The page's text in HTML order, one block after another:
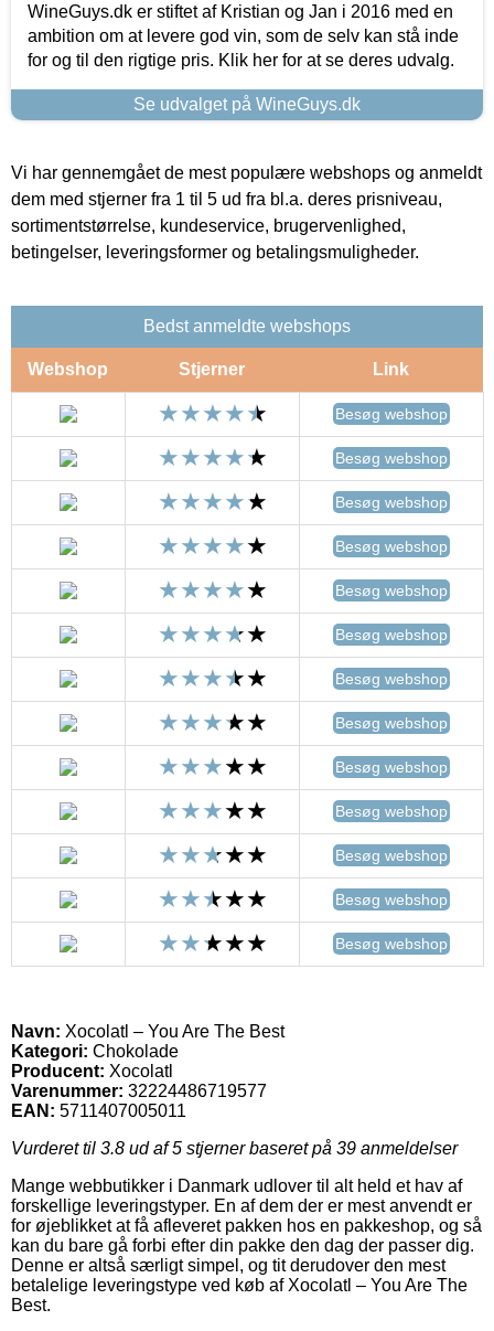
WineGuys.dk er stiftet af Kristian og Jan i 2016 med en
ambition om at levere god vin, som de selv kan stå inde
for og til den rigtige pris. Klik her for at se deres udvalg.
Se udvalget på WineGuys.dk
Vi har gennemgået de mest populære webshops og anmeldt
dem med stjerner fra 1 til 5 ud fra bl.a. deres prisniveau,
sortimentstørrelse, kundeservice, brugervenlighed,
betingelser, leveringsformer og betalingsmuligheder.
Bedst anmeldte webshops
Webshop Stjerner Link
Besøg webshop
Besøg webshop
Besøg webshop
Besøg webshop
Besøg webshop
Besøg webshop
Besøg webshop
Besøg webshop
Besøg webshop
Besøg webshop
Besøg webshop
Besøg webshop
Besøg webshop
Navn: Xocolatl – You Are The Best
Kategori: Chokolade
Producent: Xocolatl
Varenummer: 32224486719577
EAN: 5711407005011
Vurderet til 3.8 ud af 5 stjerner baseret på 39 anmeldelser
Mange webbutikker i Danmark udlover til alt held et hav af
forskellige leveringstyper. En af dem der er mest anvendt er
for øjeblikket at få afleveret pakken hos en pakkeshop, og så
kan du bare gå forbi efter din pakke den dag der passer dig.
Denne er altså særligt simpel, og tit derudover den mest
betalelige leveringstype ved køb af Xocolatl – You Are The
Best.